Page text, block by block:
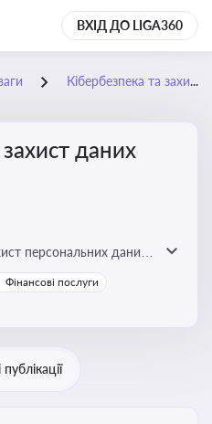
ВХІД ДО LIGA360
Кібербезпека та захист даних
даних
персональних даних
Фінансові послуги
публікації